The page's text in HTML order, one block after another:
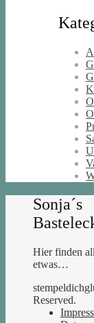
Sonja´s
Hier finden
etwas…
Reserved.